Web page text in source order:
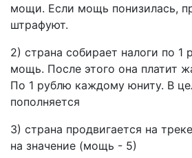
мощи. Если мощь понизилась,
штрафуют.
2) страна собирает налоги по
мощь. После этого она платит
По 1 рублю каждому юниту. В
пополняется
3) страна продвигается на
на значение (мощь - 5)